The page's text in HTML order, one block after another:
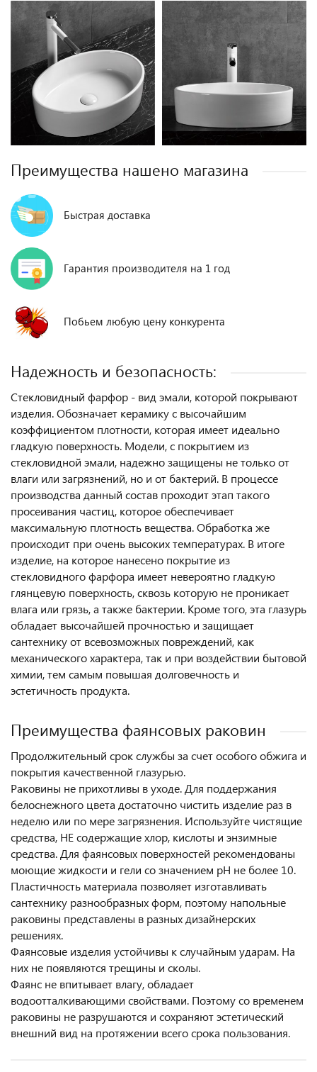
Преимущества нашено магазина
Быстрая доставка
Гарантия производителя на 1 год
Побьем любую цену конкурента
Надежность и безопасность:
Стекловидный фарфор - вид эмали, которой покрывают
изделия. Обозначает керамику с высочайшим
коэффициентом плотности, которая имеет идеально
гладкую поверхность. Модели, с покрытием из
стекловидной эмали, надежно защищены не только от
влаги или загрязнений, но и от бактерий. В процессе
производства данный состав проходит этап такого
просеивания частиц, которое обеспечивает
максимальную плотность вещества. Обработка же
происходит при очень высоких температурах. В итоге
изделие, на которое нанесено покрытие из
стекловидного фарфора имеет невероятно гладкую
глянцевую поверхность, сквозь которую не проникает
влага или грязь, а также бактерии. Кроме того, эта глазурь
обладает высочайшей прочностью и защищает
сантехнику от всевозможных повреждений, как
механического характера, так и при воздействии бытовой
химии, тем самым повышая долговечность и
эстетичность продукта.
Преимущества фаянсовых раковин
Продолжительный срок службы за счет особого обжига и
покрытия качественной глазурью.
Раковины не прихотливы в уходе. Для поддержания
белоснежного цвета достаточно чистить изделие раз в
неделю или по мере загрязнения. Используйте чистящие
средства, НЕ содержащие хлор, кислоты и энзимные
средства. Для фаянсовых поверхностей рекомендованы
моющие жидкости и гели со значением pH не более 10.
Пластичность материала позволяет изготавливать
сантехнику разнообразных форм, поэтому напольные
раковины представлены в разных дизайнерских
решениях.
Фаянсовые изделия устойчивы к случайным ударам. На
них не появляются трещины и сколы.
Фаянс не впитывает влагу, обладает
водоотталкивающими свойствами. Поэтому со временем
раковины не разрушаются и сохраняют эстетический
внешний вид на протяжении всего срока пользования.